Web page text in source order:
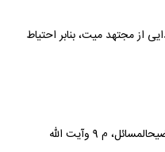
از مجتهد ميت، بنابر احتياط
توضيح‏المسائل، م 9؛آيت الله نورى، توضيح‏المسائل، م 9 وآيت الله